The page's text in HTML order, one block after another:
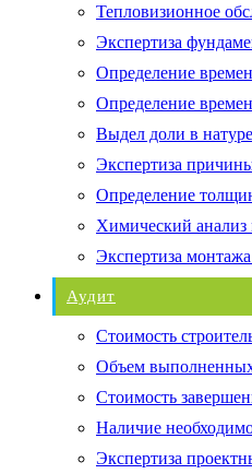
Тепловизионное
Экспертиза
Определение
Определение
Выдел доли в натуре
Экспертиза
Определение
Химический анализ
Экспертиза
Аудит
Стоимость
Объем
Стоимость
Наличие
Экспертиза